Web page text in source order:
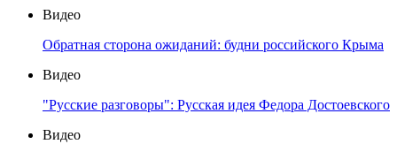
Видео
Обратная сторона ожиданий: будни российского Крыма
Видео
"Русские разговоры": Русская идея Федора Достоевского
Видео